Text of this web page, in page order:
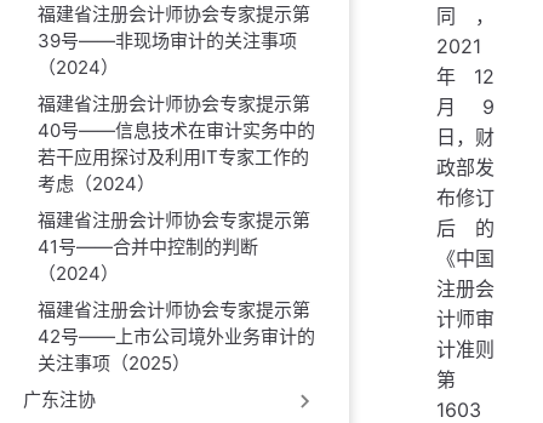
福建省注册会计师协会专家提示第
39号——非现场审计的关注事项
（2024）
福建省注册会计师协会专家提示第
40号——信息技术在审计实务中的
若干应用探讨及利用IT专家工作的
考虑（2024）
福建省注册会计师协会专家提示第
41号——合并中控制的判断
（2024）
福建省注册会计师协会专家提示第
42号——上市公司境外业务审计的
关注事项（2025）
广东注协
同，
2021
年12
月9
日，财
政部发
布修订
后的
《中国
注册会
计师审
计准则
第
1603